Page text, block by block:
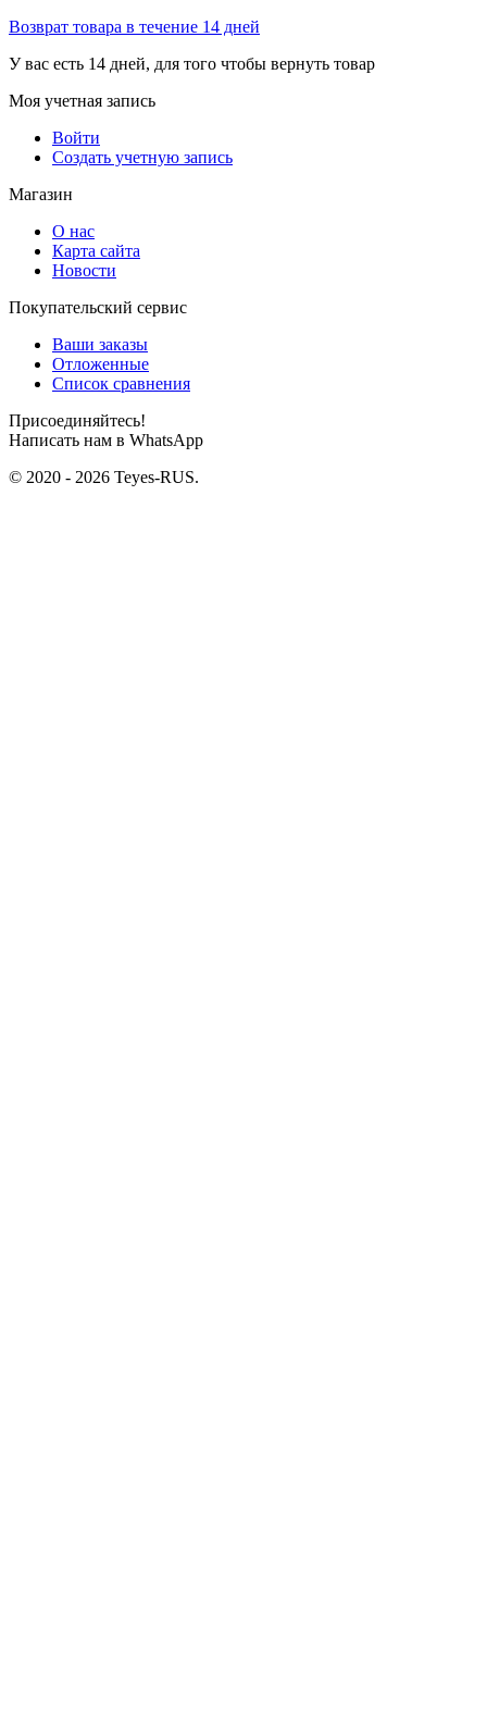
Возврат товара в течение 14 дней
У вас есть 14 дней, для того чтобы вернуть товар
Моя учетная запись
Войти
Создать учетную запись
Магазин
О нас
Карта сайта
Новости
Покупательский сервис
Ваши заказы
Отложенные
Список сравнения
Присоединяйтесь!
Написать нам в WhatsApp
© 2020 - 2026 Teyes-RUS.